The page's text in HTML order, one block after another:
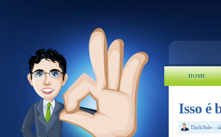
HOME
Isso é
DarkSide -